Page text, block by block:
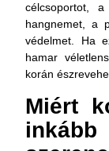
célcsoportot,
hangnemet, a
védelmet. Ha
hamar
korán
Miért